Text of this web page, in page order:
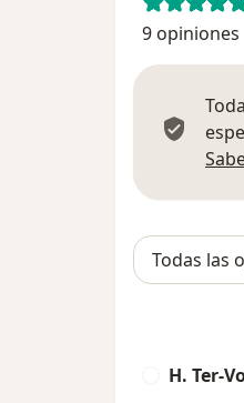
9 opiniones
H. Ter-